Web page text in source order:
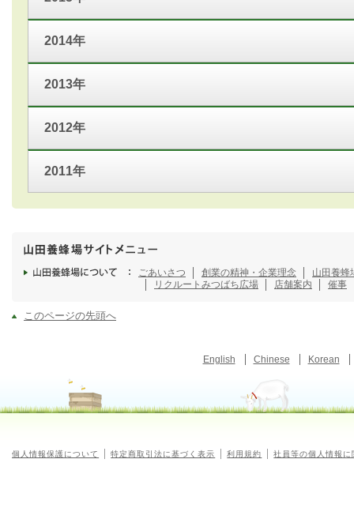
2014年
2013年
2012年
2011年
ごあいさつ 創業の精神・企業理念
山田養蜂
リクルート みつばち広場 店舗案内 催事
このページの先頭へ
English Chinese Korean
個人情報保護について 特定商取引法に基づく表示 利用規約 社員等の個人情報